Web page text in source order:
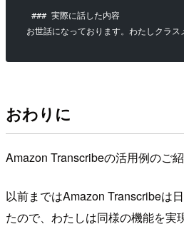
### 実際に話した内容
お世話になっております。わたしクラ
おわりに
Amazon Transcribeの活用例のご紹
以前まではAmazon Transcribeは
たので、わたしは同様の機能を実